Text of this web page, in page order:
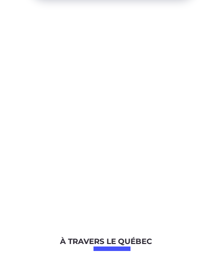
À TRAVERS LE QUÉBEC